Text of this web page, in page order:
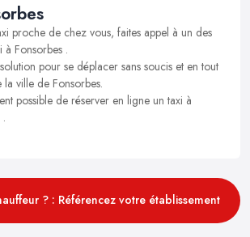
proche de chez vous, faites appel à un des
à Fonsorbes .
pour se déplacer sans soucis et en tout
ville de Fonsorbes.
possible de réserver en ligne un taxi à
? : Référencez votre établissement